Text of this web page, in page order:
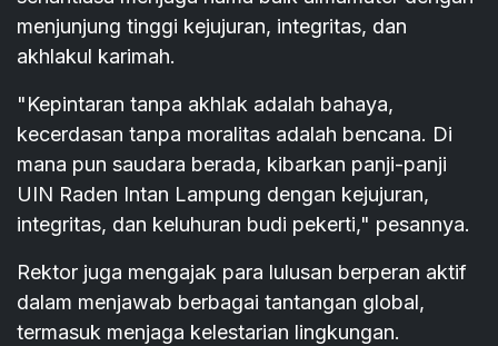
menjunjung tinggi kejujuran, integritas, dan
akhlakul karimah.
"Kepintaran tanpa akhlak adalah bahaya,
kecerdasan tanpa moralitas adalah bencana. Di
mana pun saudara berada, kibarkan panji-panji
UIN Raden Intan Lampung dengan kejujuran,
integritas, dan keluhuran budi pekerti," pesannya.
Rektor juga mengajak para lulusan berperan aktif
dalam menjawab berbagai tantangan global,
termasuk menjaga kelestarian lingkungan.